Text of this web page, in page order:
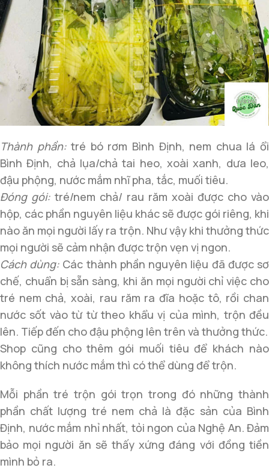
Thành phần:tré bó rơm Bình Định, nem chua lá ổi
Bình Định, chả lụa/chả tai heo, xoài xanh, dưa leo,
đậu phộng, nước mắm nhĩ pha, tắc, muối tiêu.
Đóng gói: tré/nem chả/ rau răm xoài được cho vào
hộp, các phần nguyên liệu khác sẽ được gói riêng, khi
nào ăn mọi người lấy ra trộn. Như vậy khi thưởng thức
mọi người sẽ cảm nhận được trộn vẹn vị ngon.
Cách dùng: Các thành phần nguyên liệu đã được sơ
chế, chuẩn bị sẵn sàng, khi ăn mọi người chỉ việc cho
tré nem chả, xoài, rau răm ra đĩa hoặc tô, rồi chan
nước sốt vào từ từ theo khẩu vị của mình, trộn đều
lên. Tiếp đến cho đậu phộng lên trên và thưởng thức.
Shop cũng cho thêm gói muối tiêu để khách nào
không thích nước mắm thì có thể dùng để trộn.
Mỗi phần tré trộn gói trọn trong đó những thành
phần chất lượng tré nem chả là đặc sản của Bình
Định, nước mắm nhỉ nhất, tỏi ngon của Nghệ An. Đảm
bảo mọi người ăn sẽ thấy xứng đáng với đồng tiền
mình bỏ ra.